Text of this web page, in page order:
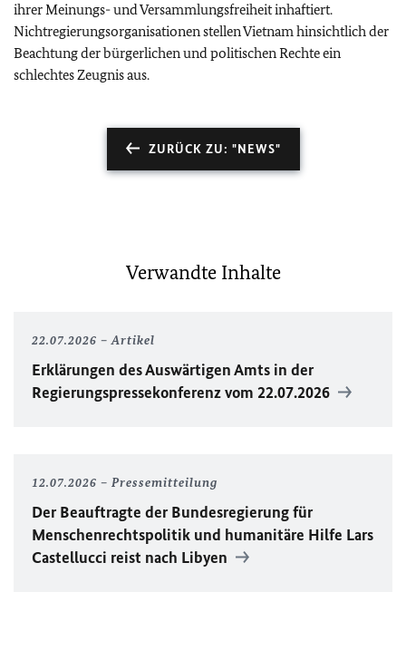
ihrer Meinungs- und Versammlungsfreiheit inhaftiert.
Nichtregierungsorganisationen stellen Vietnam hinsichtlich der
Beachtung der bürgerlichen und politischen Rechte ein
schlechtes Zeugnis aus.
ZURÜCK ZU: "NEWS"
Verwandte Inhalte
22.07.2026 Artikel
Erklärungen des Auswärtigen Amts in der
Regierungspressekonferenz vom 22.07.2026
12.07.2026 Pressemitteilung
Der Beauftragte der Bundesregierung für
Menschenrechtspolitik und humanitäre Hilfe Lars
Castellucci reist nach Libyen